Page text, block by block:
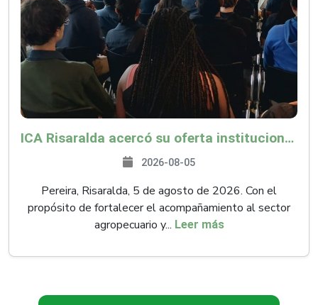
ICA Risaralda acercó su oferta institucional a productores y emprendedores en Expocamello
2026-08-05
Pereira, Risaralda, 5 de agosto de 2026. Con el
propósito de fortalecer el acompañamiento al sector
agropecuario y... Leer más